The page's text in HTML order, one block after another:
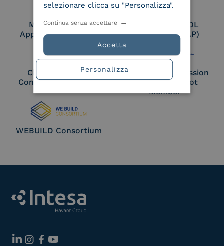
Membro Adobe
Approved Trust List
Certified PEPPOL
Access Point (AP)
Cloud Signature
Consortium Member
European Commission
Large Scale Pilot
Member
WEBUILD Consortium
selezionare clicca su "Personalizza".
Accetta
Continua senza accettare
Personalizza